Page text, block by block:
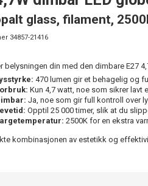
glass, filament,
34857-21416
belysningen din med den dimbare E27
470 lumen gir et behagelig og
Kun 4,7 watt, noe som sikrer lavt
Ja, noe som gir full kontroll over
Opptil 25 000 timer, slik at du
2500K for en ekstra
kombinasjonen av estetikk og